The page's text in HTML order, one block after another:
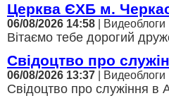
Церква ЄХБ м.
06/08/2026 14:58 | Видеоблоги
Вітаємо тебе дорогий
Свідоцтво про
06/08/2026 13:37 | Видеоблоги
Свідоцтво про служіння в